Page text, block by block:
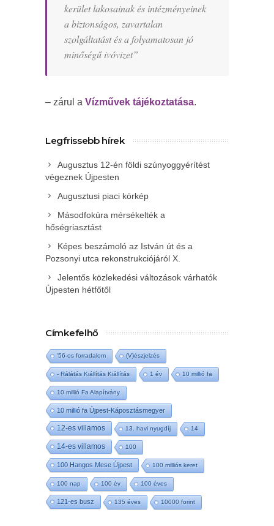
kerület lakosainak és intézményeinek
a biztonságos, zavartalan
szolgáltatást és a folyamatosan jó
minőségű ivóvizet”
– zárul a Vízművek tájékoztatása.
Legfrissebb hírek
Augusztus 12-én földi szúnyoggyérítést
végeznek Újpesten
Augusztusi piaci körkép
Másodfokúra mérsékelték a
hőségriasztást
Képes beszámoló az István út és a
Pozsonyi utca rekonstrukciójáról X.
Jelentős közlekedési változások várhatók
Újpesten hétfőtől
Címkefelhő
'56-os forradalom (V)észjelzés
- Rálátás Kiállítás Kiállítás 1 év 10 millió fa
10 millió Fa Alapítvány
10 millió fa Újpest-Káposztásmegyer
12-es villamos 13. havi nyugdíj 14
14-es villamos 100
100 Hangos Mese Újpest 100 milliós keret
100 nap 100 év 100 éves
121-es busz 135 éves 10000 forint